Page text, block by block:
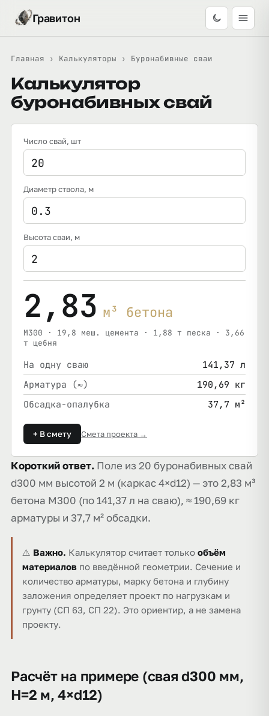
Гравитон
Главная › Калькуляторы › Буронабивные сваи
Калькулятор
буронабивных свай
Число свай, шт
Диаметр ствола, м
Высота сваи, м
2,83 м³ бетона
М300 · 19,8 меш. цемента · 1,88 т песка · 3,66
т щебня
На одну сваю
141,37 л
Арматура (≈)
190,69 кг
Обсадка-опалубка
37,7 м²
+ В смету Смета проекта →
Короткий ответ. Поле из 20 буронабивных свай
d300 мм высотой 2 м (каркас 4×d12) — это 2,83 м³
бетона М300 (по 141,37 л на сваю), ≈ 190,69 кг
арматуры и 37,7 м² обсадки.
⚠️ Важно. Калькулятор считает только объём
материалов по введённой геометрии. Сечение и
количество арматуры, марку бетона и глубину
заложения определяет проект по нагрузкам и
грунту (СП 63, СП 22). Это ориентир, а не замена
проекту.
Расчёт на примере (свая d300 мм,
H=2 м, 4×d12)